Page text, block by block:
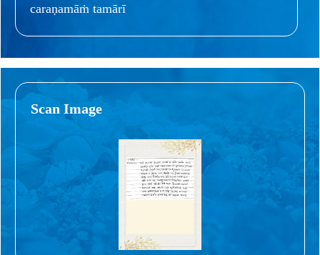
caraṇamāṁ tamārī
Scan Image